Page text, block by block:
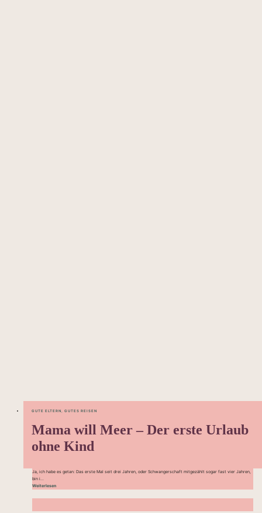
GUTE ELTERN GUTES REISEN
Mama will Meer – Der erste Urlaub
ohne Kind
Ja, ich habe es getan: Das erste Mal seit drei Jahren, oder Schwangerschaft mitgezählt sogar fast vier Jahren,
bin i...
Weiterlesen